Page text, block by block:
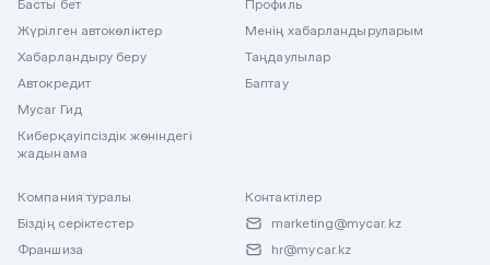
Басты бет
Жүрілген автокөліктер
Хабарландыру беру
Автокредит
Mycar Гид
Киберқауіпсіздік жөніндегі
жадынама
Профиль
Менің хабарландыруларым
Таңдаулылар
Баптау
Компания туралы
Біздің серіктестер
Франшиза
Контактілер
marketing@mycar.kz
hr@mycar.kz